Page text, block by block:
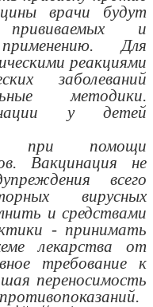
врачи будут
и
Для
реакциями
заболеваний
методики.
у детей
при помощи
Вакцинация не
всего
вирусных
и средствами
- принимать
лекарства от
требование к
переносимость